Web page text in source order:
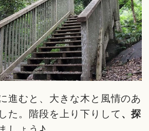
進むと、大きな木と風情のあ
た。階段を上り下りして 、探